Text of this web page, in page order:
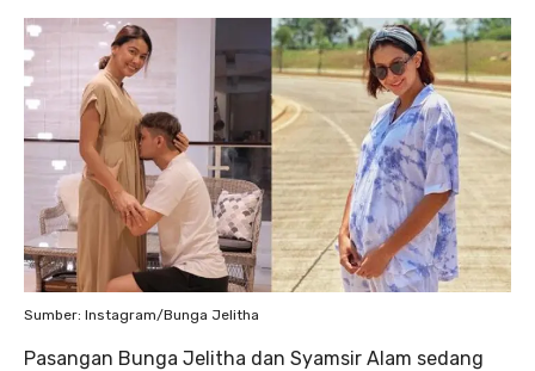
Sumber: Instagram/Bunga Jelitha
Pasangan Bunga Jelitha dan Syamsir Alam sedang